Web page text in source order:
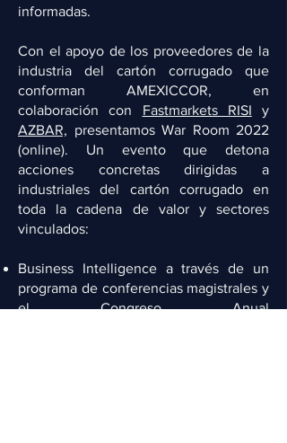
informadas.
Con el apoyo de los proveedores de la
industria del cartón corrugado que
conforman AMEXICCOR, en
colaboración con Fastmarkets RISI y
AZBAR, presentamos War Room 2022
(online). Un evento que detona
acciones concretas dirigidas a
industriales del cartón corrugado en
toda la cadena de valor y sectores
vinculados:
Business Intelligence a través de un
programa de conferencias magistrales y
el Congreso Anual